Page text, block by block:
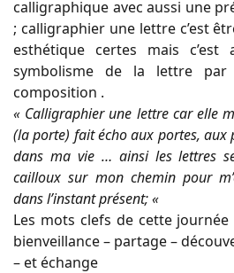
calligraphique avec aussi une
; calligraphier une lettre c’est
esthétique certes mais
symbolisme de la lettre
composition .
« Calligraphier une lettre car elle
(la porte) fait écho aux portes, aux
dans ma vie … ainsi les lettres
cailloux sur mon chemin pour
dans l’instant présent; «
Les mots clefs de cette
bienveillance – partage –
– et échange